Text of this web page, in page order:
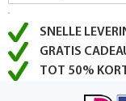
SNELLE
GRATIS
TOT 50%